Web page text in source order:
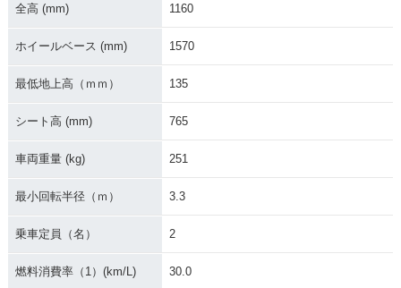
全高 (mm) 1160
ホイールベース (mm) 1570
最低地上高（ｍｍ） 135
シート高 (mm) 765
車両重量 (kg) 251
最小回転半径（ｍ） 3.3
乗車定員（名） 2
燃料消費率（1）(km/L) 30.0